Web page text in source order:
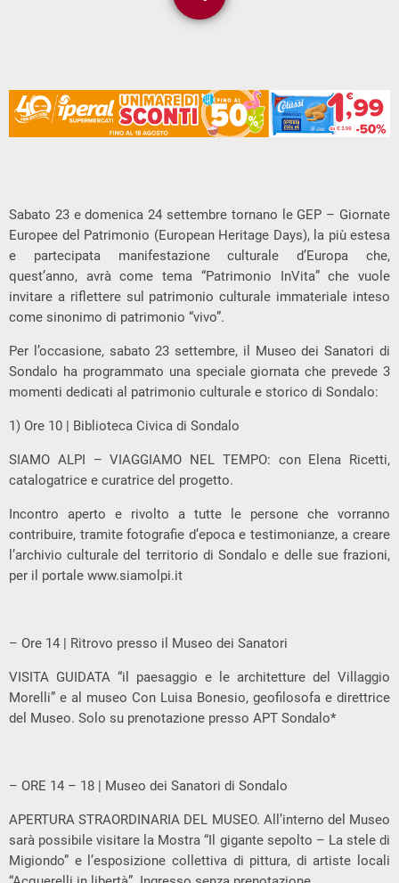
Sabato 23 e domenica 24 settembre tornano le GEP – Giornate
Europee del Patrimonio (European Heritage Days), la più estesa
e partecipata manifestazione culturale d’Europa che,
quest’anno, avrà come tema “Patrimonio InVita” che vuole
invitare a riflettere sul patrimonio culturale immateriale inteso
come sinonimo di patrimonio “vivo”.
Per l’occasione, sabato 23 settembre, il Museo dei Sanatori di
Sondalo ha programmato una speciale giornata che prevede 3
momenti dedicati al patrimonio culturale e storico di Sondalo:
1) Ore 10 | Biblioteca Civica di Sondalo
SIAMO ALPI – VIAGGIAMO NEL TEMPO: con Elena Ricetti,
catalogatrice e curatrice del progetto.
Incontro aperto e rivolto a tutte le persone che vorranno
contribuire, tramite fotografie d’epoca e testimonianze, a creare
l’archivio culturale del territorio di Sondalo e delle sue frazioni,
per il portale www.siamolpi.it
– Ore 14 | Ritrovo presso il Museo dei Sanatori
VISITA GUIDATA “il paesaggio e le architetture del Villaggio
Morelli” e al museo Con Luisa Bonesio, geofilosofa e direttrice
del Museo. Solo su prenotazione presso APT Sondalo*
– ORE 14 – 18 | Museo dei Sanatori di Sondalo
APERTURA STRAORDINARIA DEL MUSEO. All’interno del Museo
sarà possibile visitare la Mostra “Il gigante sepolto – La stele di
Migiondo” e l’esposizione collettiva di pittura, di artiste locali